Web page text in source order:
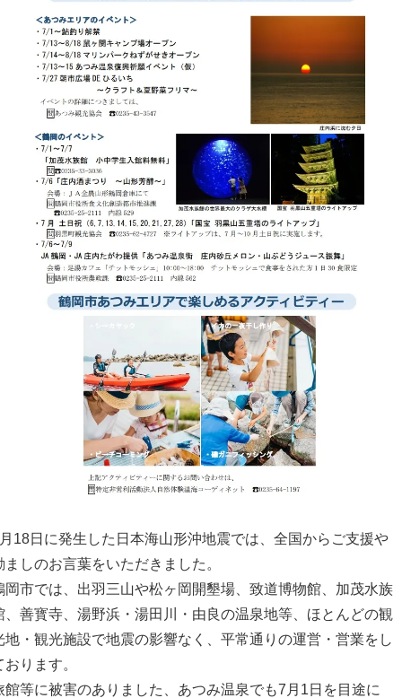
18日に発生した日本海山形沖地震では、全国からご支援や
ましのお言葉をいただきました。
岡市では、出羽三山や松ヶ岡開墾場、致道博物館、加茂水族
、善寳寺、湯野浜・湯田川・由良の温泉地等、ほとんどの観
地・観光施設で地震の影響なく、平常通りの運営・営業をし
おります。
館等に被害のありました、あつみ温泉でも7月1日を目途に